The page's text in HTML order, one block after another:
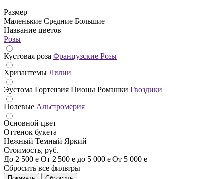
Размер
Маленькие Средние Большие
Название цветов
Розы
Кустовая роза Французские Розы
Хризантемы Лилии
Эустома Гортензия Пионы Ромашки Гвоздики
Полевые Альстромерия
Основной цвет
Оттенок букета
Нежный Темный Яркий
Стоимость, руб.
До 2 500 е От 2 500 е до 5 000 е От 5 000 е
Сбросить все фильтры